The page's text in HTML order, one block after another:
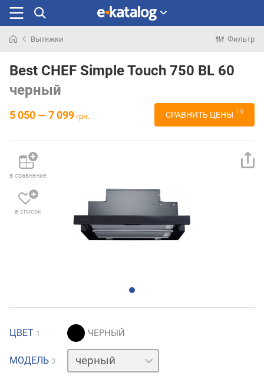
раньше
Вытяжки Фильтр
Best CHEF Simple Touch 750 BL 60
черный
5 050 — 7 099 грн. СРАВНИТЬ ЦЕНЫ 19
в сравнение
в список
ЦВЕТ 1
МОДЕЛЬ 3
белый
нержавейка